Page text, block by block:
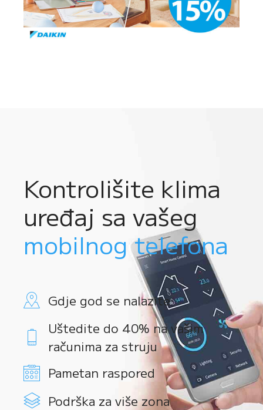
Kontrolišite klima
uređaj sa vašeg
mobilnog telefona
Gdje god se nalazite
Uštedite do 40% na vašim
računima za struju
Pametan raspored
Podrška za više zona